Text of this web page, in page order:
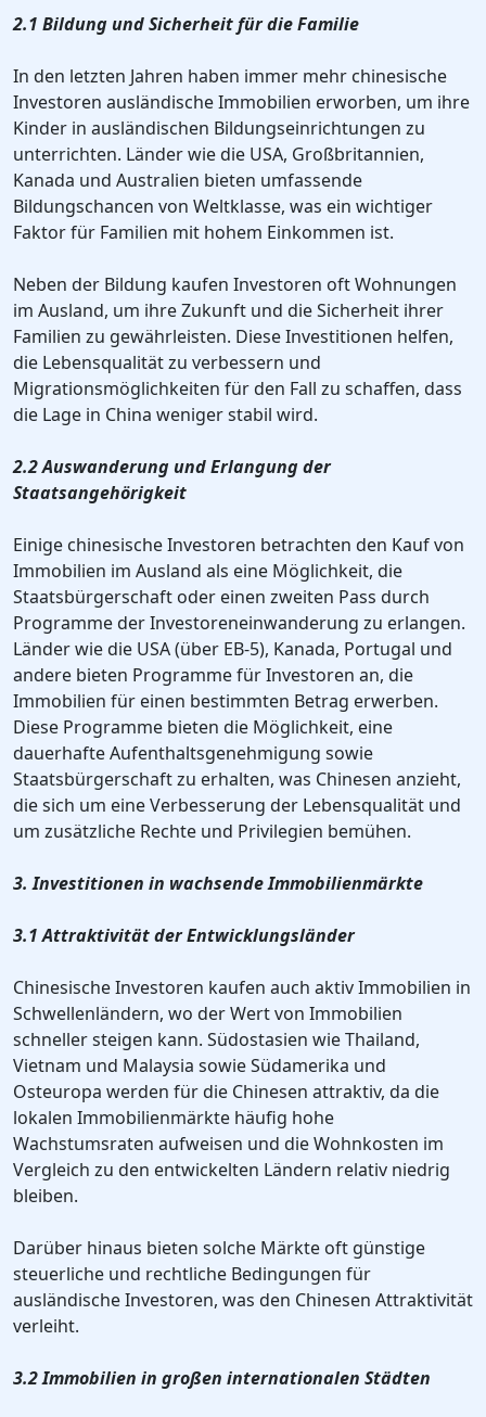
2.1 Bildung und Sicherheit für die Familie
In den letzten Jahren haben immer mehr chinesische
Investoren ausländische Immobilien erworben, um ihre
Kinder in ausländischen Bildungseinrichtungen zu
unterrichten. Länder wie die USA, Großbritannien,
Kanada und Australien bieten umfassende
Bildungschancen von Weltklasse, was ein wichtiger
Faktor für Familien mit hohem Einkommen ist.
Neben der Bildung kaufen Investoren oft Wohnungen
im Ausland, um ihre Zukunft und die Sicherheit ihrer
Familien zu gewährleisten. Diese Investitionen helfen,
die Lebensqualität zu verbessern und
Migrationsmöglichkeiten für den Fall zu schaffen, dass
die Lage in China weniger stabil wird.
2.2 Auswanderung und Erlangung der
Staatsangehörigkeit
Einige chinesische Investoren betrachten den Kauf von
Immobilien im Ausland als eine Möglichkeit, die
Staatsbürgerschaft oder einen zweiten Pass durch
Programme der Investoreneinwanderung zu erlangen.
Länder wie die USA (über EB-5), Kanada, Portugal und
andere bieten Programme für Investoren an, die
Immobilien für einen bestimmten Betrag erwerben.
Diese Programme bieten die Möglichkeit, eine
dauerhafte Aufenthaltsgenehmigung sowie
Staatsbürgerschaft zu erhalten, was Chinesen anzieht,
die sich um eine Verbesserung der Lebensqualität und
um zusätzliche Rechte und Privilegien bemühen.
3. Investitionen in wachsende Immobilienmärkte
3.1 Attraktivität der Entwicklungsländer
Chinesische Investoren kaufen auch aktiv Immobilien in
Schwellenländern, wo der Wert von Immobilien
schneller steigen kann. Südostasien wie Thailand,
Vietnam und Malaysia sowie Südamerika und
Osteuropa werden für die Chinesen attraktiv, da die
lokalen Immobilienmärkte häufig hohe
Wachstumsraten aufweisen und die Wohnkosten im
Vergleich zu den entwickelten Ländern relativ niedrig
bleiben.
Darüber hinaus bieten solche Märkte oft günstige
steuerliche und rechtliche Bedingungen für
ausländische Investoren, was den Chinesen Attraktivität
verleiht.
3.2 Immobilien in großen internationalen Städten